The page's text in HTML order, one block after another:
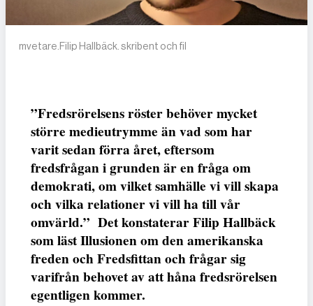
mvetare.Filip Hallbäck. skribent och fil
”Fredsrörelsens röster behöver mycket
större medieutrymme än vad som har
varit sedan förra året, eftersom
fredsfrågan i grunden är en fråga om
demokrati, om vilket samhälle vi vill skapa
och vilka relationer vi vill ha till vår
omvärld.” Det konstaterar Filip Hallbäck
som läst Illusionen om den amerikanska
freden och Fredsfittan och frågar sig
varifrån behovet av att håna fredsrörelsen
egentligen kommer.